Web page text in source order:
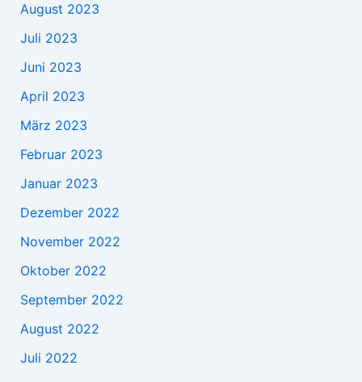
August 2023
Juli 2023
Juni 2023
April 2023
März 2023
Februar 2023
Januar 2023
Dezember 2022
November 2022
Oktober 2022
September 2022
August 2022
Juli 2022